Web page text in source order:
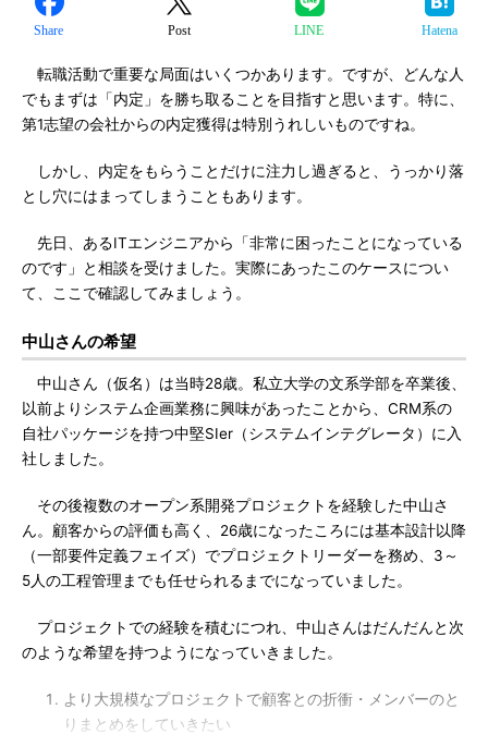
Share Post LINE Hatena
転職活動で重要な局面はいくつかあります。ですが、どんな人
でもまずは「内定」を勝ち取ることを目指すと思います。特に、
第1志望の会社からの内定獲得は特別うれしいものですね。
しかし、内定をもらうことだけに注力し過ぎると、うっかり落
とし穴にはまってしまうこともあります。
先日、あるITエンジニアから「非常に困ったことになっている
のです」と相談を受けました。実際にあったこのケースについ
て、ここで確認してみましょう。
中山さんの希望
中山さん（仮名）は当時28歳。私立大学の文系学部を卒業後、
以前よりシステム企画業務に興味があったことから、CRM系の
自社パッケージを持つ中堅SIer（システムインテグレータ）に入
社しました。
その後複数のオープン系開発プロジェクトを経験した中山さ
ん。顧客からの評価も高く、26歳になったころには基本設計以降
（一部要件定義フェイズ）でプロジェクトリーダーを務め、3～
5人の工程管理までも任せられるまでになっていました。
プロジェクトでの経験を積むにつれ、中山さんはだんだんと次
のような希望を持つようになっていきました。
より大規模なプロジェクトで顧客との折衝・メンバーのと
りまとめをしていきたい